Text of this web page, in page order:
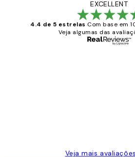
EXCELLENT
4.4 de 5 estrelas Com base em
Veja algumas das
Veja mais